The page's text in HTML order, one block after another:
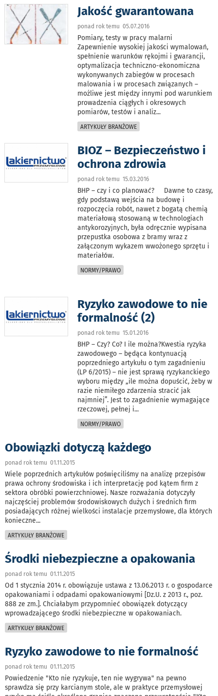
Jakość gwarantowana
ponad rok temu 05.07.2016
Pomiary, testy w pracy malarni
Zapewnienie wysokiej jakości wymalowań,
spełnienie warunków rękojmi i gwarancji,
optymalizacja techniczno-ekonomiczna
wykonywanych zabiegów w procesach
malowania i w procesach związanych –
możliwe jest między innymi pod warunkiem
prowadzenia ciągłych i okresowych
pomiarów, testów i analiz...
ARTYKUŁY BRANŻOWE
BIOZ – Bezpieczeństwo i
ochrona zdrowia
ponad rok temu 15.03.2016
BHP – czy i co planować? Dawne to czasy,
gdy podstawą wejścia na budowę i
rozpoczęcia robót, nawet z bogatą chemią
materiałową stosowaną w technologiach
antykorozyjnych, była odręcznie wypisana
przepustka osobowa z bramy wraz z
załączonym wykazem wwożonego sprzętu i
materiałów.
NORMY/PRAWO
Ryzyko zawodowe to nie
formalność (2)
ponad rok temu 15.01.2016
BHP – Czy? Co? I ile można?Kwestia ryzyka
zawodowego – będąca kontynuacją
poprzedniego artykułu o tym zagadnieniu
(LP 6/2015) – nie jest sprawą ryzykanckiego
wyboru między „ile można dopuścić, żeby w
razie niemiłego zdarzenia stracić jak
najmniej”. Jest to zagadnienie wymagające
rzeczowej, pełnej i...
NORMY/PRAWO
Obowiązki dotyczą każdego
ponad rok temu 01.11.2015
Wiele poprzednich artykułów poświęciliśmy na analizę przepisów
prawa ochrony środowiska i ich interpretację pod kątem firm z
sektora obróbki powierzchniowej. Nasze rozważania dotyczyły
najczęściej problemów środowiskowych dużych i średnich firm
posiadających różnej wielkości instalacje przemysłowe, dla których
konieczne...
ARTYKUŁY BRANŻOWE
Środki niebezpieczne a opakowania
ponad rok temu 01.11.2015
Od 1 stycznia 2014 r. obowiązuje ustawa z 13.06.2013 r. o gospodarce
opakowaniami i odpadami opakowaniowymi [Dz.U. z 2013 r., poz.
888 ze zm.]. Chciałabym przypomnieć obowiązek dotyczący
wprowadzającego środki niebezpieczne w opakowaniach.
ARTYKUŁY BRANŻOWE
Ryzyko zawodowe to nie formalność
ponad rok temu 01.11.2015
Powiedzenie "Kto nie ryzykuje, ten nie wygrywa" na pewno
sprawdza się przy karcianym stole, ale w praktyce przemysłowej